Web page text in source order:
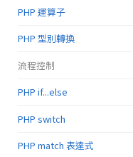
PHP 運算子
PHP 型別轉換
流程控制
PHP if...else
PHP switch
PHP match 表達式